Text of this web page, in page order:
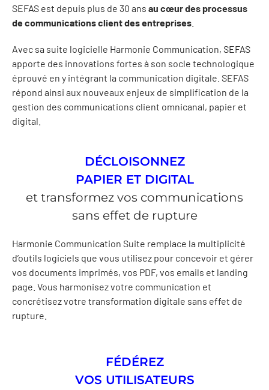
SEFAS est depuis plus de 30 ans au cœur des processus
de communications client des entreprises.
Avec sa suite logicielle Harmonie Communication, SEFAS
apporte des innovations fortes à son socle technologique
éprouvé en y intégrant la communication digitale. SEFAS
répond ainsi aux nouveaux enjeux de simplification de la
gestion des communications client omnicanal, papier et
digital.
DÉCLOISONNEZ
PAPIER ET DIGITAL
et transformez vos communications
sans effet de rupture
Harmonie Communication Suite remplace la multiplicité
d’outils logiciels que vous utilisez pour concevoir et gérer
vos documents imprimés, vos PDF, vos emails et landing
page. Vous harmonisez votre communication et
concrétisez votre transformation digitale sans effet de
rupture.
FÉDÉREZ
VOS UTILISATEURS